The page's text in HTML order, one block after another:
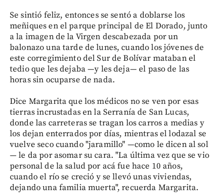
Se sintió feliz, entonces se sentó a doblarse los
meñiques en el parque principal de El Dorado, junto
a la imagen de la Virgen descabezada por un
balonazo una tarde de lunes, cuando los jóvenes de
este corregimiento del Sur de Bolívar mataban el
tedio que les dejaba —y les deja— el paso de las
horas sin ocuparse de nada.
Dice Margarita que los médicos no se ven por esas
tierras incrustadas en la Serranía de San Lucas,
donde las carreteras se tragan los carros a medias y
los dejan enterrados por días, mientras el lodazal se
vuelve seco cuando "jaramillo" —como le dicen al sol
— le da por asomar su cara. "La última vez que se vio
personal de la salud por acá fue hace 10 años,
cuando el río se creció y se llevó unas viviendas,
dejando una familia muerta", recuerda Margarita.